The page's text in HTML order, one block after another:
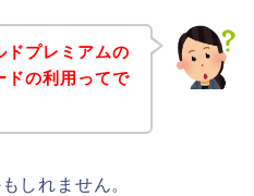
ドプレミアムの
ドの利用ってで
しれません。